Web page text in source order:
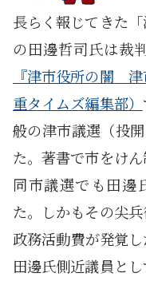
長らく報じてきた
の田邊哲司氏は裁
『津市役所の闇
重タイムズ編集部）
般の津市議選（投
た。著書で市をけん
同市議選でも田邊
た。しかもその尖
政務活動費が発覚
田邊氏側近議員と